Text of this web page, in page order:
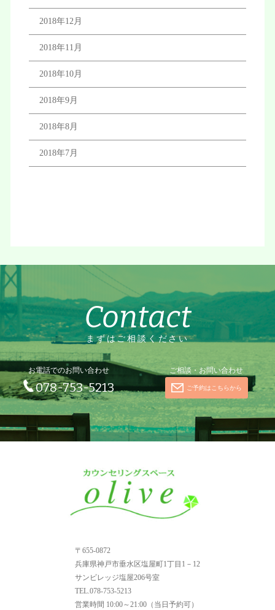
2018年12月
2018年11月
2018年10月
2018年9月
2018年8月
2018年7月
Contact
まずはご相談ください
お電話でのお問い合わせ
078-753-5213
ご相談・お問い合わせ
ご予約はこちらから
〒655-0872
兵庫県神戸市垂水区塩屋町1丁目1－12
サンビレッジ塩屋206号室
TEL.078-753-5213
営業時間 10:00～21:00（当日予約可）